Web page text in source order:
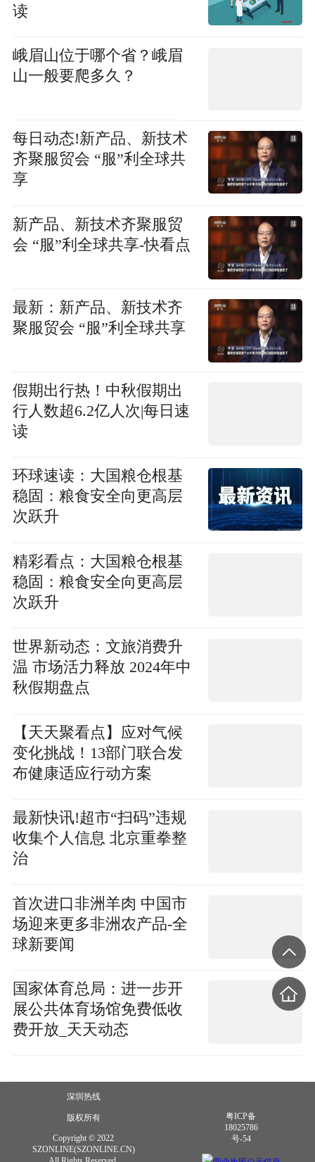
读
峨眉山位于哪个省？峨眉
山一般要爬多久？
每日动态!新产品、新技术
齐聚服贸会 “服”利全球共
享
新产品、新技术齐聚服贸
会 “服”利全球共享-快看点
最新：新产品、新技术齐
聚服贸会 “服”利全球共享
假期出行热！中秋假期出
行人数超6.2亿人次|每日速
读
环球速读：大国粮仓根基
稳固：粮食安全向更高层
次跃升
精彩看点：大国粮仓根基
稳固：粮食安全向更高层
次跃升
世界新动态：文旅消费升
温 市场活力释放 2024年中
秋假期盘点
【天天聚看点】应对气候
变化挑战！13部门联合发
布健康适应行动方案
最新快讯!超市“扫码”违规
收集个人信息 北京重拳整
治
首次进口非洲羊肉 中国市
场迎来更多非洲农产品-全
球新要闻
国家体育总局：进一步开
展公共体育场馆免费低收
费开放_天天动态
深圳热线
版权所有
Copyright © 2022
SZONLINE(SZONLINE.CN)
粤ICP备
18025786
号-54